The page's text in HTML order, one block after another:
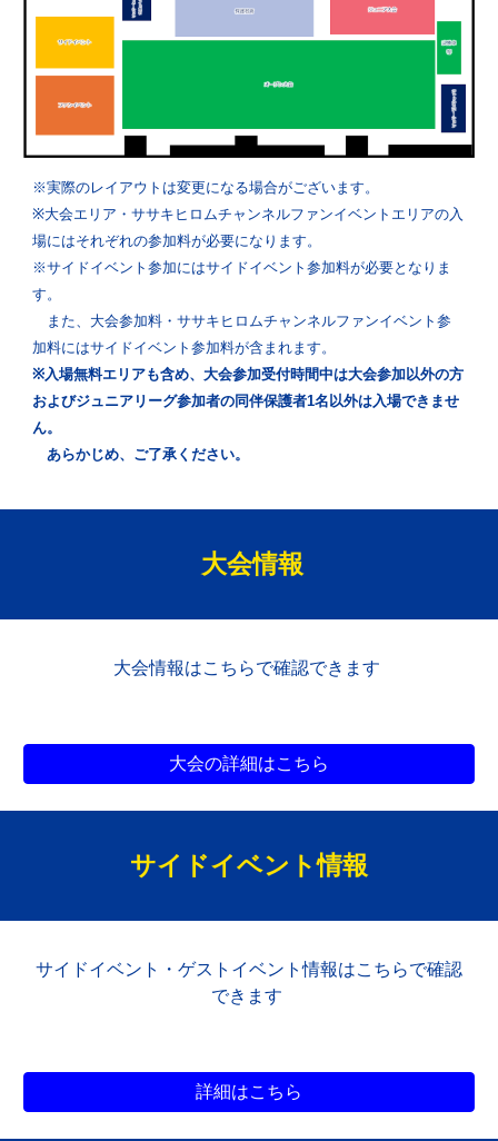
※実際のレイアウトは変更になる場合がございます。
※大会エリア・ササキヒロムチャンネルファンイベントエリアの入
場にはそれぞれの参加料が必要になります。
※サイドイベント参加にはサイドイベント参加料が必要となりま
す。
また、大会参加料・ササキヒロムチャンネルファンイベント参
加料にはサイドイベント参加料が含まれます。
※入場無料エリアも含め、大会参加受付時間中は大会参加以外の方
およびジュニアリーグ参加者の同伴保護者1名以外は入場できませ
ん。
あらかじめ、ご了承ください。
大会情報
大会情報はこちらで確認できます
大会の詳細はこちら
サイドイベント情報
サイドイベント・ゲストイベント情報はこちらで確認
できます
詳細はこちら